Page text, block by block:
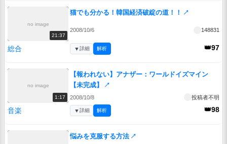
no image
21:37
猫でも分かる！韓国経済破綻の道！！ ↗
2008/10/6 148831
総合 👑97
▼詳細 解析
no image
1:17
【報われない】アナザー：ワールドイズマイン
【未完成】
↗
2008/10/8 投稿者不明
音楽 👑98
▼詳細 解析
悩みを克服する方法 ↗